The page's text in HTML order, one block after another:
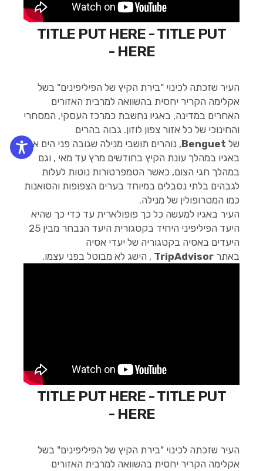
TITLE PUT HERE - TITLE PUT
HERE -
העיר שזכתה לכינוי "בירת הקיץ של הפיליפינים" בשל
אקלימה הקריר יחסית בהשוואה למרבית האזורים
האחרים במדינה, באגיו נחשבת כמרכז העסקי, המסחרי
והחינוכי של כל אזור צפון לוזון. גבוה בהרים
של Benguet, נוהרים תושבי מנילה שגובה פני הים אל
באגיו במהלך עונת הקיץ בחודשים מרץ עד מאי , וגם
במהלך חגי הצום, כאשר הטמפרטורות נוטות לעלות
לגבהים בלתי נסבלים במיוחד בערים הצפופות והסואנות
כמו המטרופולין של מנילה.
העיר באגיו למעשה כל כך פופולארית עד כדי כך שהיא
היעד הפיליפיני היחיד בקטגורית היעד הנבחר מבין 25
היעדים באסיה בקטגוריה של יעדי אסיה
באתר TripAdvisor , הישג לא מבוטל בפני עצמו.
TITLE PUT HERE - TITLE PUT
HERE -
העיר שזכתה לכינוי "בירת הקיץ של הפיליפינים" בשל
אקלימה הקריר יחסית בהשוואה למרבית האזורים